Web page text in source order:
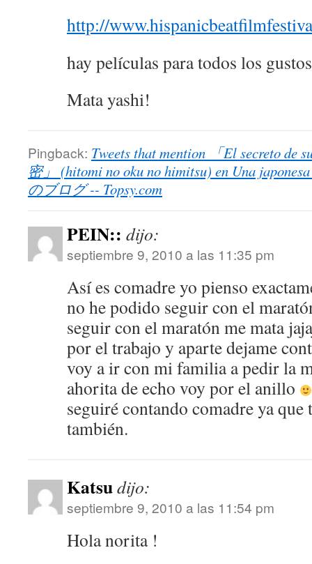
http://
hay películas para todos los
Mata yashi!
Pingback: Tweets that mention 「El secreto de
密」 (hitomi no oku no himitsu) en Una
のブログ -- Topsy.com
PEIN:: dijo:
septiembre 9, 2010 a las 11:35 pm
Así es comadre yo pienso
no he podido seguir con el
seguir con el maratón me mata
por el trabajo y aparte dejame
voy a ir con mi familia a pedir la
ahorita de echo voy por el anillo
seguiré contando comadre ya que
también.
Katsudijo:
septiembre 9, 2010 a las 11:54 pm
Hola norita !